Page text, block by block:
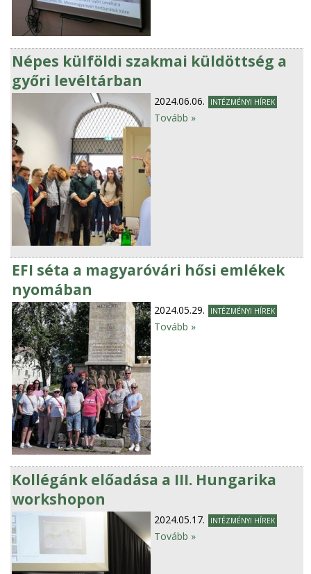
Népes külföldi szakmai küldöttség a
győri levéltárban
2024.06.06. INTÉZMÉNYI HÍREK
Tovább »
EFI séta a magyaróvári hősi emlékek
nyomában
2024.05.29. INTÉZMÉNYI HÍREK
Tovább »
Kollégánk előadása a III. Hungarika
workshopon
2024.05.17. INTÉZMÉNYI HÍREK
Tovább »